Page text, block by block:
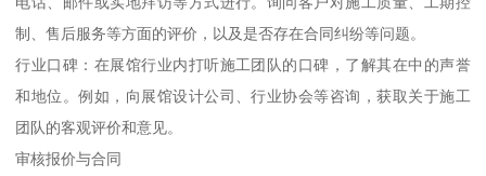
制、售后服务等方面的评价，以及是否存在合同纠纷等问题。
行业口碑：在展馆行业内打听施工团队的口碑，了解其在中的声誉
和地位。例如，向展馆设计公司、行业协会等咨询，获取关于施工
团队的客观评价和意见。
审核报价与合同